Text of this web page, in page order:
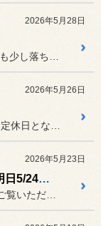
2026年5月28日
2026年5月26日
2026年5月23日
足回りフェア開催中！！ 明日5/24㈰迄